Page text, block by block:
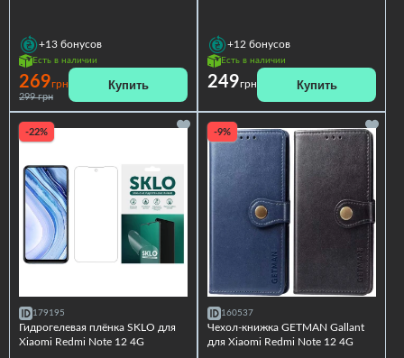
+13 бонусов
Есть в наличии
269грн
299 грн
Купить
+12 бонусов
Есть в наличии
249грн Купить
-22%
179195
Гидрогелевая плёнка SKLO для
Xiaomi Redmi Note 12 4G
-9%
160537
Чехол-книжка GETMAN Gallant
для Xiaomi Redmi Note 12 4G